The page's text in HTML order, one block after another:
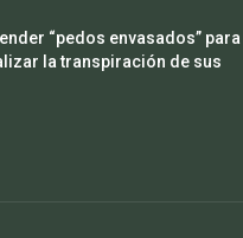
“pedos envasados” para
la transpiración de sus